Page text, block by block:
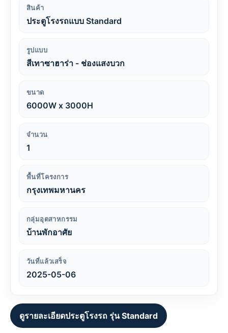
สินค้า
ประตูโรงรถแบบ Standard
รูปแบบ
สีเทาซาฮาร่า - ช่องแสงบวก
ขนาด
6000W x 3000H
จำนวน
1
พื้นที่โครงการ
กรุงเทพมหานคร
กลุ่มอุตสาหกรรม
บ้านพักอาศัย
วันที่แล้วเสร็จ
2025-05-06
ดูรายละเอียดประตูโรงรถ รุ่น Standard